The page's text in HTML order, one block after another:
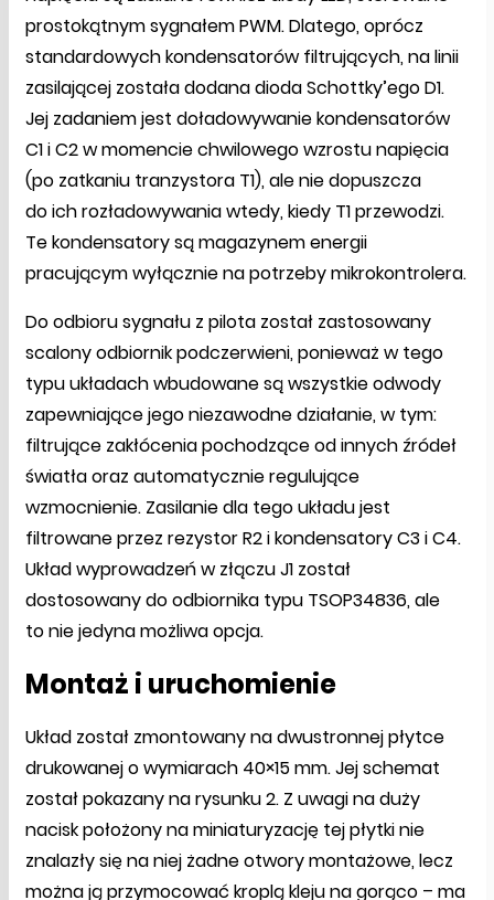
prostokątnym sygnałem PWM. Dlatego, oprócz
standardowych kondensatorów filtrujących, na linii
zasilającej została dodana dioda Schottky’ego D1.
Jej zadaniem jest doładowywanie kondensatorów
C1 i C2 w momencie chwilowego wzrostu napięcia
(po zatkaniu tranzystora T1), ale nie dopuszcza
do ich rozładowywania wtedy, kiedy T1 przewodzi.
Te kondensatory są magazynem energii
pracującym wyłącznie na potrzeby mikrokontrolera.
Do odbioru sygnału z pilota został zastosowany
scalony odbiornik podczerwieni, ponieważ w tego
typu układach wbudowane są wszystkie odwody
zapewniające jego niezawodne działanie, w tym:
filtrujące zakłócenia pochodzące od innych źródeł
światła oraz automatycznie regulujące
wzmocnienie. Zasilanie dla tego układu jest
filtrowane przez rezystor R2 i kondensatory C3 i C4.
Układ wyprowadzeń w złączu J1 został
dostosowany do odbiornika typu TSOP34836, ale
to nie jedyna możliwa opcja.
Montaż i uruchomienie
Układ został zmontowany na dwustronnej płytce
drukowanej o wymiarach 40×15 mm. Jej schemat
został pokazany na rysunku 2. Z uwagi na duży
nacisk położony na miniaturyzację tej płytki nie
znalazły się na niej żadne otwory montażowe, lecz
można ją przymocować kroplą kleju na gorąco – ma